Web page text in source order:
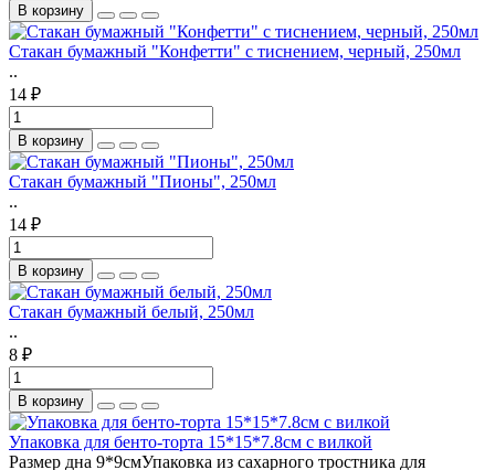
В корзину
Стакан бумажный "Конфетти" с тиснением, черный, 250мл
..
14 ₽
В корзину
Стакан бумажный "Пионы", 250мл
..
14 ₽
В корзину
Стакан бумажный белый, 250мл
..
8 ₽
В корзину
Упаковка для бенто-торта 15*15*7.8см с вилкой
Размер дна 9*9смУпаковка из сахарного тростника для